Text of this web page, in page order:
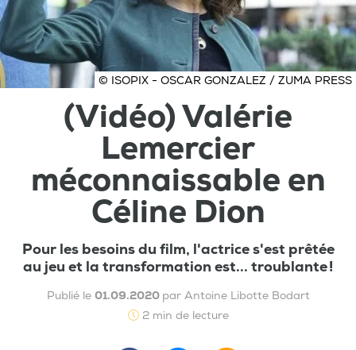
© ISOPIX - OSCAR GONZALEZ / ZUMA PRESS
(Vidéo) Valérie
Lemercier
méconnaissable en
Céline Dion
Pour les besoins du film, l'actrice s'est prêtée
au jeu et la transformation est... troublante !
Publié le 01.09.2020 par Antoine Libotte Bodart
2 min de lecture